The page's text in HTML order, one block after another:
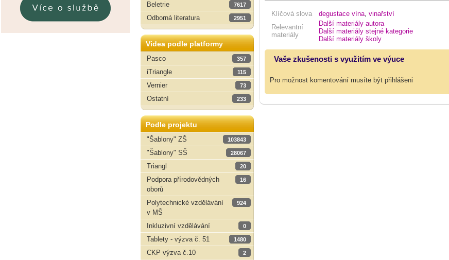
Beletrie 7617
Odborná literatura 2951
Videa podle platformy
Pasco
357
iTriangle 115
Vernier 73
Ostatní 233
Podle projektu
"Šablony" ZŠ
103843
"Šablony" SŠ 28067
Triangl 20
Podpora přírodovědných
oborů
16
Polytechnické vzdělávání
v MŠ
924
Inkluzivní vzdělávání 0
Tablety - výzva č. 51 1480
CKP výzva č.10 2
Klíčová slova degustace vína vinařství
Relevantní
materiály
Další materiály autora
Další materiály stejné kategorie
Další materiály školy
Vaše zkušenosti s využitím ve výuce
Pro možnost komentování musíte být přihlášeni